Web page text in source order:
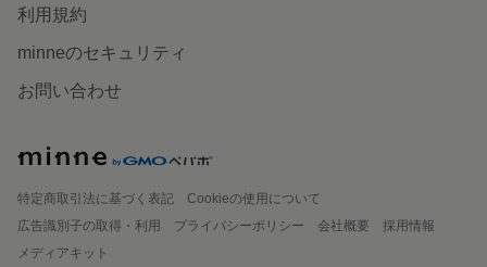
利用規約
minneのセキュリティ
お問い合わせ
特定商取引法に基づく表記
Cookieの使用について
広告識別子の取得・利用
プライバシーポリシー 会社概要
採用情報
メディアキット